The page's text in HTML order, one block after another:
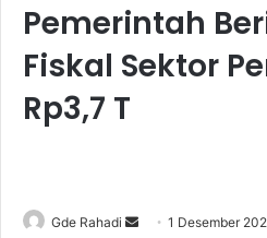
Pemerintah
Fiskal Sektor
Rp3,7 T
Gde Rahadi 1 Desember